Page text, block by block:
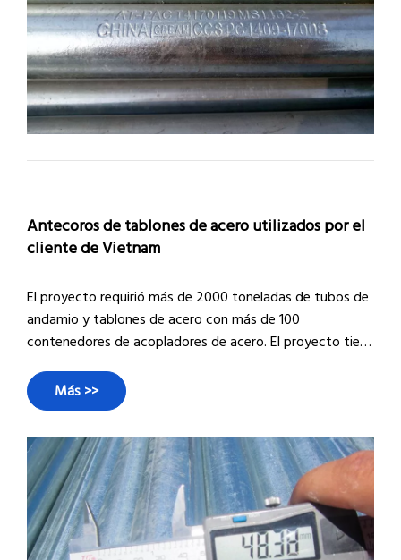
Antecoros de tablones de acero utilizados por el
cliente de Vietnam
El proyecto requirió más de 2000 toneladas de tubos de
andamio y tablones de acero con más de 100
contenedores de acopladores de acero. El proyecto tiene
necesitaba los tubos con prisa. Pero estaba cerca del
CNY, la fábrica se cerrará pronto y la mayoría de los
Más >>